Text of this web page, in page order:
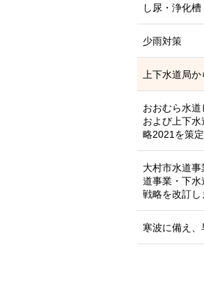
し尿・浄化槽
少雨対策
上下水道局
おおむら水道
および上下
略2021を策
大村市水道
道事業・下
戦略を改訂し
寒波に備え